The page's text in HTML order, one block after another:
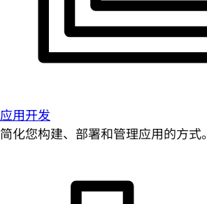
应用开发
简化您构建、部署和管理应用的方式。